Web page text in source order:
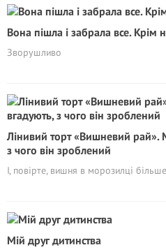
Вона пішла і забрала все. Крім
Зворушливо
Лінивий торт «Вишневий рай».
з чого він зроблений
І, повірте, вишня в морозилці
Мій друг дитинства